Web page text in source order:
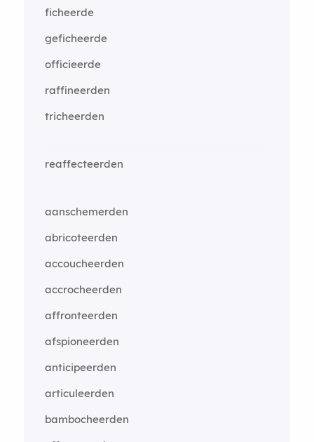
ficheerde
geficheerde
officieerde
raffineerden
tricheerden
reaffecteerden
aanschemerden
abricoteerden
accoucheerden
accrocheerden
affronteerden
afspioneerden
anticipeerden
articuleerden
bambocheerden